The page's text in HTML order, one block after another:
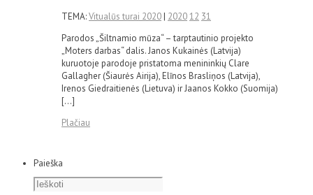
TEMA:Vitualūs turai 2020| 202012 31
Parodos „Šiltnamio mūza“ – tarptautinio projekto
„Moters darbas“ dalis. Janos Kukainės (Latvija)
kuruotoje parodoje pristatoma menininkių Clare
Gallagher (Šiaurės Airija), Elīnos Brasliņos (Latvija),
Irenos Giedraitienės (Lietuva) ir Jaanos Kokko (Suomija)
[…]
Plačiau
Paieška